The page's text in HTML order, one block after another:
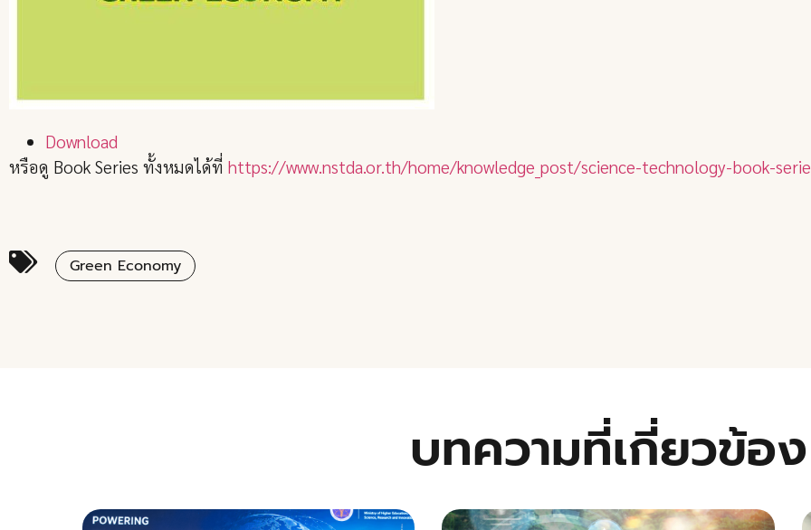
Download
หรือดู Book Series ทั้งหมดได้ที่ https://www.nstda.or.th/home/knowledge_post/science-technology-book-
Green Economy
บทความที่เกี่ยวข้อง